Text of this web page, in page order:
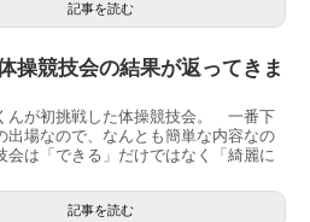
記事を読む
操競技会の結果が返ってきま
んが初挑戦した体操競技会。 一番下
出場なので、なんとも簡単な内容なの
会は「できる」だけではなく「綺麗に
記事を読む